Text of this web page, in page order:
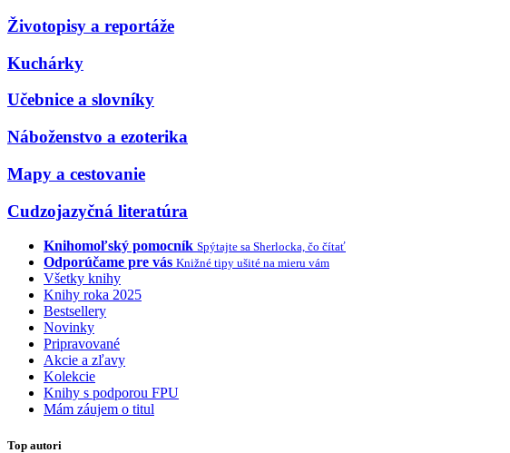
Životopisy a reportáže
Kuchárky
Učebnice a slovníky
Náboženstvo a ezoterika
Mapy a cestovanie
Cudzojazyčná literatúra
Knihomoľský pomocník Spýtajte sa Sherlocka, čo čítať
Odporúčame pre vás Knižné tipy ušité na mieru vám
Všetky knihy
Knihy roka 2025
Bestsellery
Novinky
Pripravované
Akcie a zľavy
Kolekcie
Knihy s podporou FPU
Mám záujem o titul
Top autori